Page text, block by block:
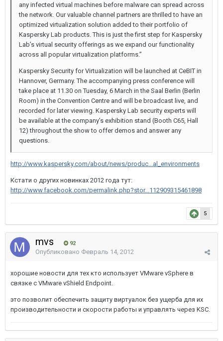
any infected virtual machines before malware can spread across
the network. Our valuable channel partners are thrilled to have an
optimized virtualization solution added to their portfolio of
Kaspersky Lab products. This is just the first step for Kaspersky
Lab’s virtual security offerings as we expand our functionality
across all popular virtualization platforms.”
Kaspersky Security for Virtualization will be launched at CeBIT in
Hannover, Germany. The accompanying press conference will
take place at 11.30 on Tuesday, 6 March in the Saal Berlin (Berlin
Room) in the Convention Centre and will be broadcast live, and
recorded for later viewing. Kaspersky Lab security experts will
be available at the company’s exhibition stand (Booth C65, Hall
12) throughout the show to offer demos and answer any
questions.
http://www.kaspersky.com/about/news/produc...al_environments
Кстати о других новинках 2012 года тут:
http://www.facebook.com/permalink.php?stor...112909315461898
5
mvs 92
Опубликовано Февраль 14, 2012
хорошие новости для тех кто использует VMware vSphere в
связке с VMware vShield Endpoint.
это позволит обеспечить защиту виртуалок без ущерба для их
производительности и скорости работы и управлять через KSC.